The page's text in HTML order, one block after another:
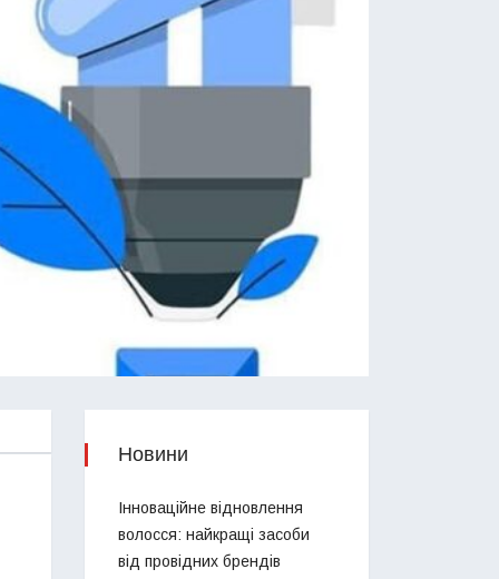
Новини
Інноваційне відновлення
волосся: найкращі засоби
від провідних брендів